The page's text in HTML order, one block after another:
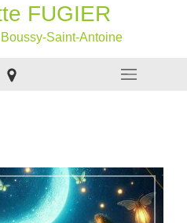
FUGIER
Saint-Antoine